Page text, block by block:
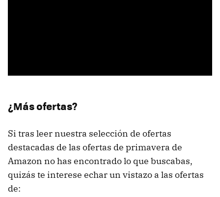
¿Más ofertas?
Si tras leer nuestra selección de ofertas
destacadas de las ofertas de primavera de
Amazon no has encontrado lo que buscabas,
quizás te interese echar un vistazo a las ofertas
de: